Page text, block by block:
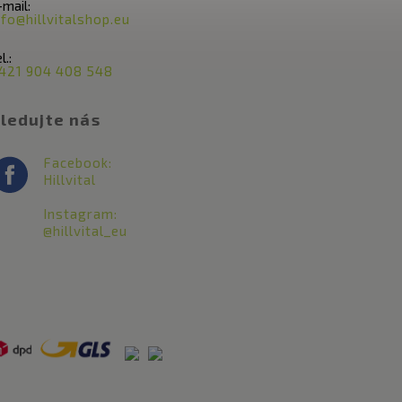
904 408 548
nás
Facebook:
Hillvital
Instagram:
@hillvital_eu